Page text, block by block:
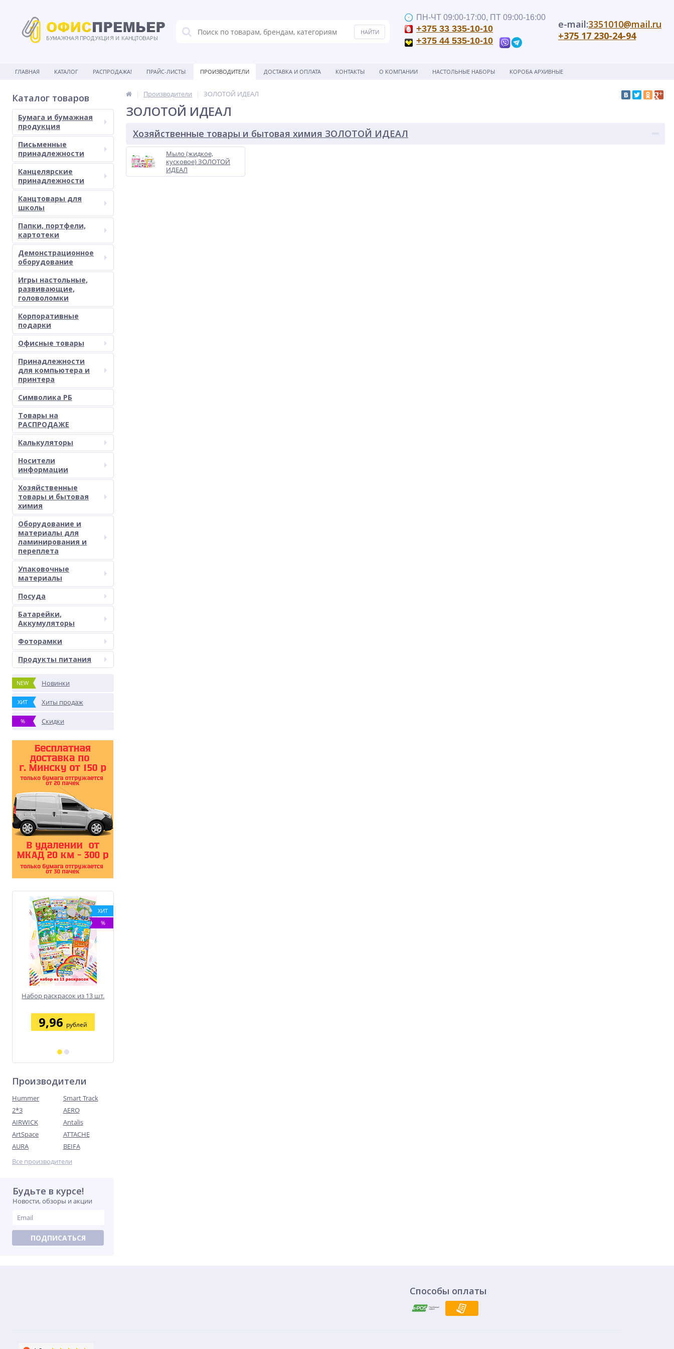
ПН-ЧТ 09:00-17:00, ПТ 09:00-16:00
+375 33 335-10-10
+375 44 535-10-10
e-mail:3351010@mail.ru
+375 17 230-24-94
ГЛАВНАЯ КАТАЛОГ РАСПРОДАЖА! ПРАЙС-ЛИСТЫ ПРОИЗВОДИТЕЛИ ДОСТАВКА И ОПЛАТА КОНТАКТЫ О КОМПАНИИ НАСТОЛЬНЫЕ НАБОРЫ КОРОБА АРХИВНЫЕ
Каталог товаров
Бумага и бумажная
продукция
Письменные
принадлежности
Канцелярские
принадлежности
Канцтовары для
школы
Папки, портфели,
картотеки
Демонстрационное
оборудование
Игры настольные,
развивающие,
головоломки
Корпоративные
подарки
Офисные товары
Принадлежности
для компьютера и
принтера
Символика РБ
Товары на
РАСПРОДАЖЕ
Калькуляторы
Носители
информации
Хозяйственные
товары и бытовая
химия
Оборудование и
материалы для
ламинирования и
переплета
Упаковочные
материалы
Посуда
Батарейки,
Аккумуляторы
Фоторамки
Продукты питания
NEW Новинки
ХИТ Хиты продаж
% Скидки
ХИТ
%
Набор раскрасок из 13 шт.
9,96 рублей
Производители
Hummer
Smart Track
2*3
AERO
AIRWICK
Antalis
ArtSpace
ATTACHE
AURA
BEIFA
Все производители
Будьте в курсе!
Новости, обзоры и акции
ПОДПИСАТЬСЯ
Производители ЗОЛОТОЙ ИДЕАЛ
ЗОЛОТОЙ ИДЕАЛ
Хозяйственные товары и бытовая химия ЗОЛОТОЙ ИДЕАЛ
Мыло (жидкое,
кусковое) ЗОЛОТОЙ
ИДЕАЛ
Способы оплаты